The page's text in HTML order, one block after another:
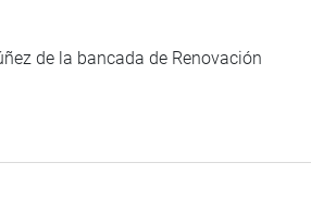
de la bancada de Renovación